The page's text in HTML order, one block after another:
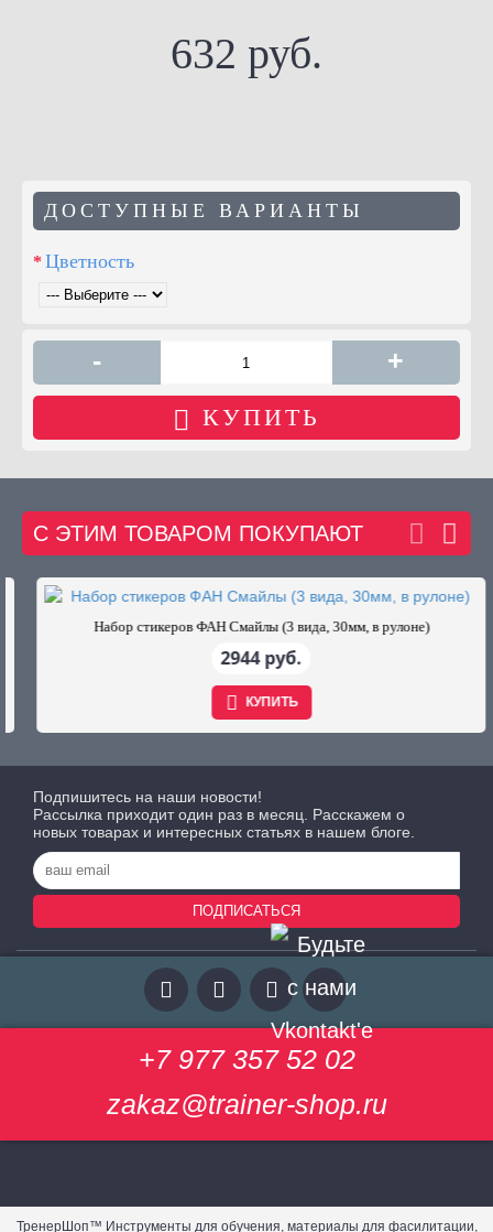
632 руб.
ДОСТУПНЫЕ ВАРИАНТЫ
Цветность
- +
КУПИТЬ
С ЭТИМ ТОВАРОМ ПОКУПАЮТ
2см Пента (5х1000шт.) Набор стикеров ФАН
Подпишитесь на наши новости!
Рассылка приходит один раз в месяц. Расскажем о
новых товарах и интересных статьях в нашем блоге.
ПОДПИСАТЬСЯ
+7 977 357 52 02
zakaz@trainer-shop.ru
ТренерШоп™ Инструменты для обучения, материалы для фасилитации,